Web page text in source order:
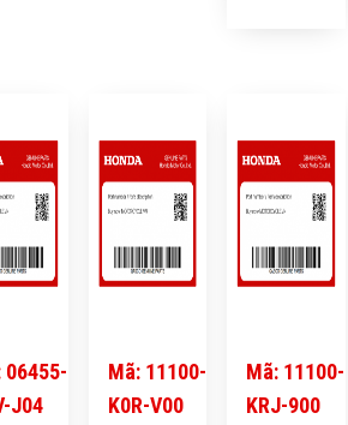
06455-
J04
Mã: 11100-
K0R-V00
Mã: 11100-
KRJ-900